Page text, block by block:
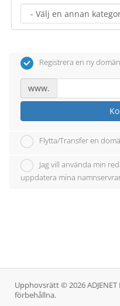
Registrera en ny domän
www.
Flytta/Transfer en
Jag vill använda min
uppdatera mina
Upphovsrätt © 2026
förbehållna.